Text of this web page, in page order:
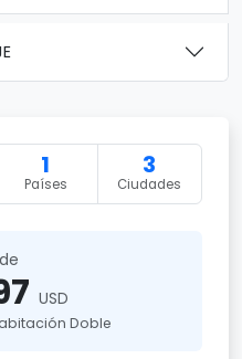
1
Países
3
Ciudades
USD
Doble